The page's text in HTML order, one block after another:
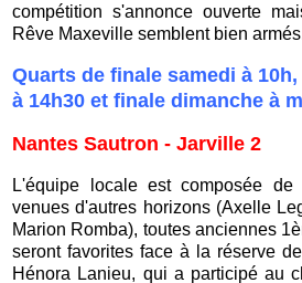
compétition s'annonce ouverte
Rêve Maxeville semblent bien
Quarts de finale samedi à
à 14h30 et finale dimanche à
Nantes Sautron - Jarville 2
L'équipe locale est composée
venues d'autres horizons (Axelle
Marion Romba), toutes anciennes
seront favorites face à la réserve
Hénora Lanieu, qui a participé au